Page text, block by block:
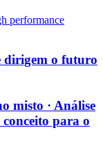
dirigem o futuro
misto · Análise
para o